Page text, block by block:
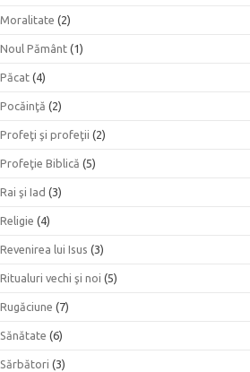
Moralitate (2)
Noul Pământ (1)
Păcat (4)
Pocăinţă (2)
Profeţi şi profeţii (2)
Profeţie Biblică (5)
Rai şi Iad (3)
Religie (4)
Revenirea lui Isus (3)
Ritualuri vechi şi noi (5)
Rugăciune (7)
Sănătate (6)
Sărbători (3)